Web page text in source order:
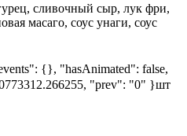
сливочный сыр, лук фри,
масаго, соус унаги, соус
{}, "hasAnimated": false,
"prev": "0" }шт